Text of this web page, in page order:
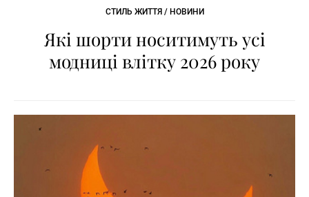
СТИЛЬ ЖИТТЯ / НОВИНИ
Які шорти носитимуть усі
модниці влітку 2026 року